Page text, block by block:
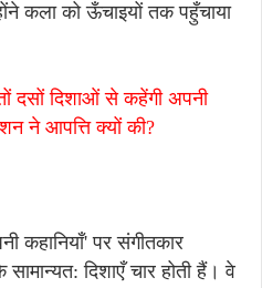
कला को ऊँचाइयों तक पहुँचाया
दसों दिशाओं से कहेंगी अपनी
ने आपत्ति क्यों की?
कहानियाँ' पर संगीतकार
दिशाएँ चार होती हैं। वे